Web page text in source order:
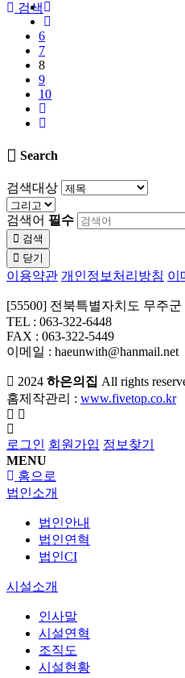
검색
6
7
8
9
10
Search
검색대상
검색어 필수
검색
닫기
이용약관 개인정보처리방침 이
[55500] 전북특별자치도 무주
TEL : 063-322-6448
FAX : 063-322-5449
이메일 : haeunwith@hanmail.net
2024 하은의집 All rights
홈제작관리 : www.fivetop.co.kr
로그인 회원가입 정보찾기
MENU
홈으로
법인소개
법인안내
법인연혁
법인CI
시설소개
인사말
시설연혁
조직도
시설현황